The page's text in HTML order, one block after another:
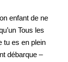
enfant de ne
Tous les
tu es en plein
débarque –